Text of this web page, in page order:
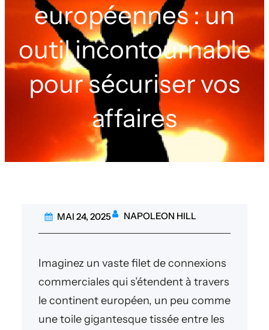
européennes : un
outil incontournable
pour sécuriser vos
affaires
MAI 24, 2025 NAPOLEON HILL
Imaginez un vaste filet de connexions
commerciales qui s’étendent à travers
le continent européen, un peu comme
une toile gigantesque tissée entre les